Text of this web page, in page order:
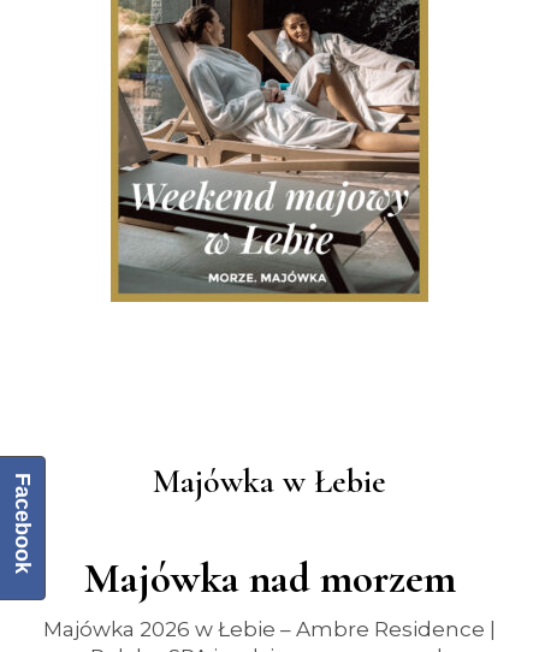
Majówka w Łebie
Majówka nad morzem
Majówka 2026 w Łebie – Ambre Residence |
Facebook